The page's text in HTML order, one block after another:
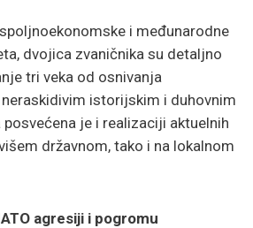
i međunarodne
dvojica zvaničnika su detaljno
tri veka od osnivanja
istorijskim i duhovnim
je i realizaciji aktuelnih
državnom, tako i na lokalnom
agresiji i pogromu